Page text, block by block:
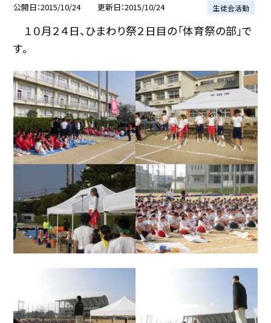
公開日 2015/10/24 更新日 2015/10/24 生徒会活動
１０月２４日、ひまわり祭２日目の「体育祭の部」で
す。